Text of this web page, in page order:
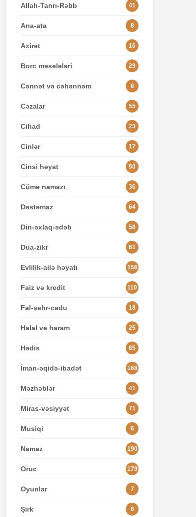
Allah-Tanrı-Rəbb 41
Ana-ata 8
Axirət 16
Borc məsələləri 29
Cənnət və cəhənnəm 8
Cəzalar 55
Cihad 23
Cinlər 17
Cinsi həyat 50
Cümə namazı 36
Dəstəmaz 64
Din-əxlaq-ədəb 58
Dua-zikr 61
Evlilik-ailə həyatı 156
Faiz və kredit 110
Fal-sehr-cadu 18
Halal və haram 25
Hədis 85
İman-əqidə-ibadət 168
Məzhəblər 41
Miras-vəsiyyət 71
Musiqi 6
Namaz 190
Oruc 179
Oyunlar 7
Şirk 8